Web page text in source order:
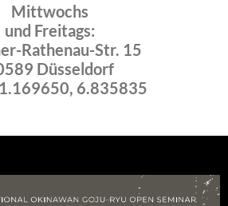
Mittwochs
und Freitags:
Rathenau-Str. 15
Düsseldorf
6.835835